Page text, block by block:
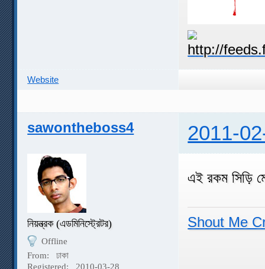
Website
sawontheboss4 2011-
নিয়ন্ত্রক (এডমিনিস্ট্রেটর)
Offline
From:
ঢাকা
Registered:
2010-03-28
এই রকম সিড়ি
Shout Me